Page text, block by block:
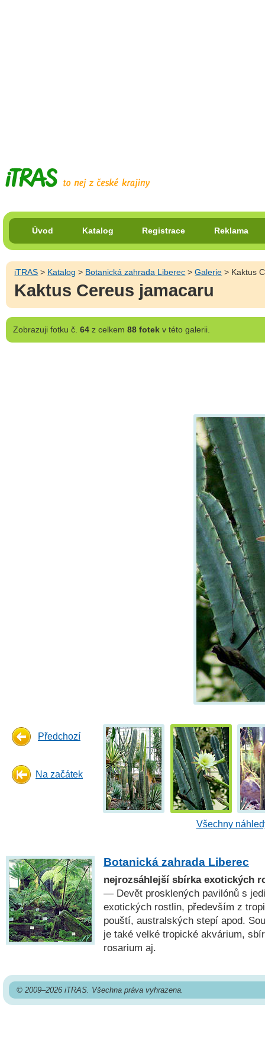
Úvod Katalog Registrace Reklama
iTRAS > Katalog > Botanická zahrada Liberec >Galerie > Kaktus
Kaktus Cereus jamacaru
Zobrazujifotku č. 64z celkem 88 fotekv této galerii.
Předchozí
Na začátek
Všechny
Botanická zahrada Liberec
nejrozsáhlejší sbírka exotických
— Devět prosklených pavilónů s
exotických rostlin, především z
pouští, australských stepí apod.
je také velké tropické akvárium,
rosarium aj.
© 2009–2026 iTRAS. Všechna práva vyhrazena.